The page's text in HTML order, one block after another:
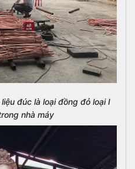
đúc là loại đồng đỏ loại I
nhà máy